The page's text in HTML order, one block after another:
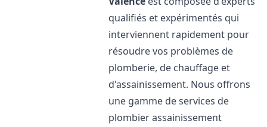
qualifiés et expérimentés qui
interviennent rapidement pour
résoudre vos problèmes de
plomberie, de chauffage et
d'assainissement. Nous offrons
une gamme de services de
plombier assainissement